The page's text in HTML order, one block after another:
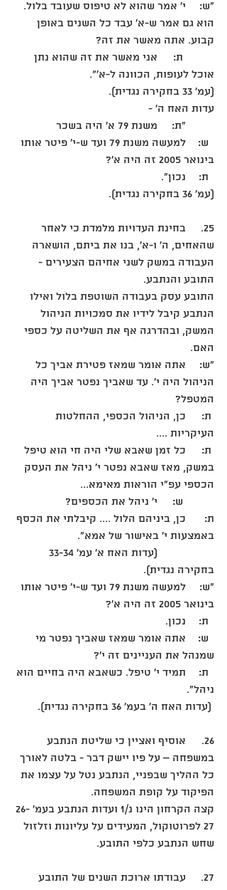
"ש: 	י' אמר שהוא לא טיפוס שעובד בלול.
הוא גם אמר ש-א' עבד כל השנים באופן
קבוע. אתה מאשר את זה?
	 ת: 	אני מאשר את זה שהוא נתן
אוכל לעופות, הכוונה ל-א'".
(עמ' 33 בחקירה נגדית).
עדות האח ה' -
  ש: 	למעשה משנת 79 ועד ש-י' פיטר אותו
בינואר 2005 זה היה א'?
(עמ' 36 בחקירה נגדית).
25.	בחינת העדויות מלמדת כי לאחר
שהאחים, ה' ו-א', בנו את ביתם, הושארה
העבודה במשק לשני אחיהם הצעירים -
התובע והנתבע.
התובע עסק בעבודה השוטפת בלול ואילו
הנתבע קיבל לידיו את סמכויות הניהול
המשק, ובהדרגה אף את השליטה על כספי
האם.
"ש: 	אתה אומר שמאז פטירת אביך כל
הניהול היה י'. עד שאביך נפטר אביך היה
המטפל?
ת: 	כן, הניהול הכספי, ההחלטות
העיקריות ....
ת: 	כל זמן שאבא שלי היה חי הוא טיפל
במשק, מאז שאבא נפטר י' ניהל את העסק
הכספי עפ"י הוראות מאימא...
ת: 	כן, ביניהם הלול .... קיבלתי את הכסף
באמצעות י' באישור של אמא".
בחקירה נגדית).
"ש: 	למעשה משנת 79 ועד ש-י' פיטר אותו
בינואר 2005 זה היה א'?
  ש: 	אתה אומר שמאז שאביך נפטר מי
שמנהל את העניינים זה י'?
  ת: 	תמיד י' טיפל. כשאבא היה בחיים הוא
ניהל".
26.	אוסיף ואציין כי שליטת הנתבע
במשפחה – על פיו יישק דבר - בלטה לאורך
כל ההליך שבפניי, הנתבע נטל על עצמו את
הפיקוד על קופת המשפחה.
קצה הקרחון הינו נ/1 ועדות הנתבע בעמ' 26-
27 לפרוטוקול, המעידים על עליונות וזלזול
שחש הנתבע כלפי התובע.
27.	עבודתו ארוכת השנים של התובע